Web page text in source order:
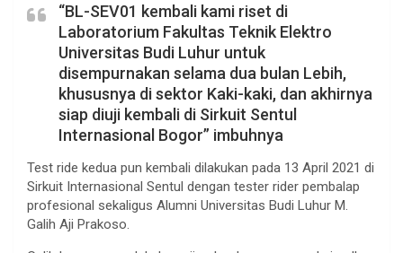
“BL-SEV01 kembali kami riset di
Laboratorium Fakultas Teknik Elektro
Universitas Budi Luhur untuk
disempurnakan selama dua bulan Lebih,
khususnya di sektor Kaki-kaki, dan akhirnya
siap diuji kembali di Sirkuit Sentul
Internasional Bogor” imbuhnya
Test ride kedua pun kembali dilakukan pada 13 April 2021 di
Sirkuit Internasional Sentul dengan tester rider pembalap
profesional sekaligus Alumni Universitas Budi Luhur M.
Galih Aji Prakoso.